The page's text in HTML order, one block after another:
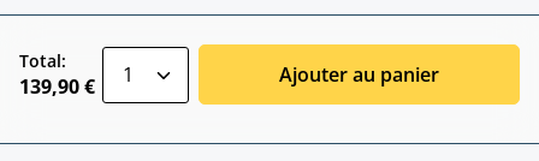
Total:
139,90 € Ajouter au panier